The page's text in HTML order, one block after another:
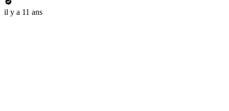
il y a 11 ans